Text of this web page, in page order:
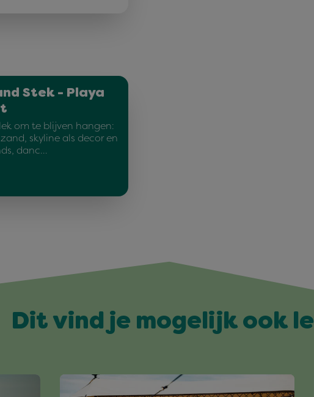
Stek - Playa
om te blijven hangen:
skyline als decor en
danc…
Dit vind je mogelijk ook